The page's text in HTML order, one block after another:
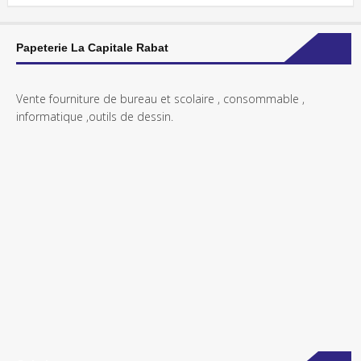
Papeterie La Capitale Rabat
Vente fourniture de bureau et scolaire , consommable ,
informatique ,outils de dessin.